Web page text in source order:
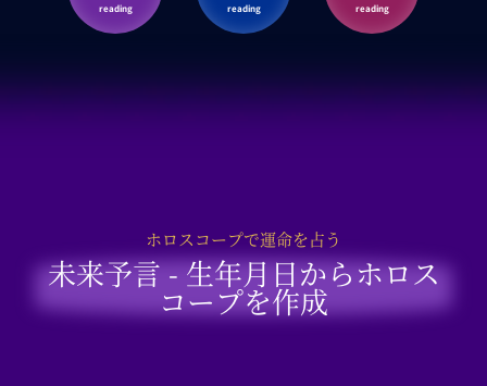
reading reading reading
ホロスコープで運命を占う
未来予言 - 生年月日からホロス
コープを作成